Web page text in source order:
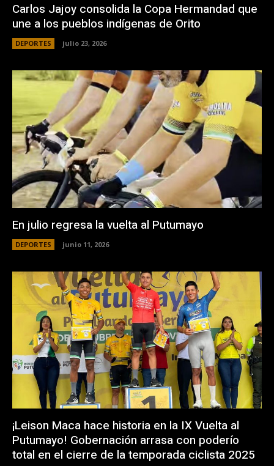
Carlos Jajoy consolida la Copa Hermandad que
une a los pueblos indígenas de Orito
DEPORTES julio 23, 2026
En julio regresa la vuelta al Putumayo
DEPORTES junio 11, 2026
¡Leison Maca hace historia en la IX Vuelta al
Putumayo! Gobernación arrasa con poderío
total en el cierre de la temporada ciclista 2025